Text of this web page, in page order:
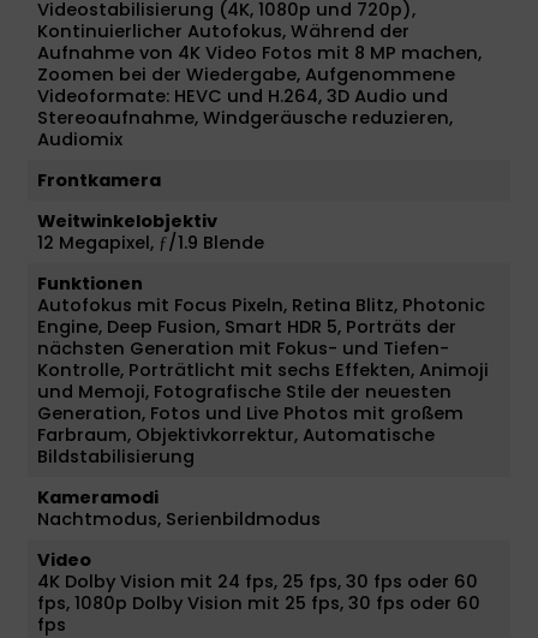
Videostabilisierung (4K, 1080p und 720p),
Kontinuierlicher Autofokus, Während der
Aufnahme von 4K Video Fotos mit 8 MP machen,
Zoomen bei der Wiedergabe, Aufgenommene
Video­formate: HEVC und H.264, 3D Audio und
Stereoaufnahme, Windgeräusche reduzieren,
Audiomix
Frontkamera
Weitwinkelobjektiv
12 Megapixel, ƒ/1.9 Blende
Funktionen
Autofokus mit Focus Pixeln, Retina Blitz, Photonic
Engine, Deep Fusion, Smart HDR 5, Porträts der
nächsten Generation mit Fokus- und Tiefen-
Kontrolle, Porträtlicht mit sechs Effekten, Animoji
und Memoji, Fotografische Stile der neuesten
Generation, Fotos und Live Photos mit großem
Farbraum, Objektivkorrektur, Automatische
Bildstabilisierung
Kameramodi
Nachtmodus, Serienbildmodus
Video
4K Dolby Vision mit 24 fps, 25 fps, 30 fps oder 60
fps, 1080p Dolby Vision mit 25 fps, 30 fps oder 60
fps